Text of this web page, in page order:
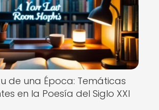
de una Época: Temáticas
en la Poesía del Siglo XXI